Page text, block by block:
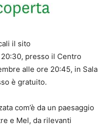
il sito
presso il Centro
alle ore 20:45, in Sala
è gratuito.
com’è da un paesaggio
e Mel, da rilevanti